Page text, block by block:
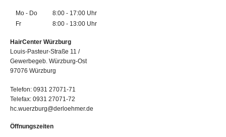
Mo - Do
8:00 - 17:00 Uhr
Fr
8:00 - 13:00 Uhr
HairCenter Würzburg
Louis-Pasteur-Straße 11 /
Gewerbegeb. Würzburg-Ost
97076 Würzburg
Telefon: 0931 27071-71
Telefax: 0931 27071-72
hc.wuerzburg@derloehmer.de
Öffnungszeiten